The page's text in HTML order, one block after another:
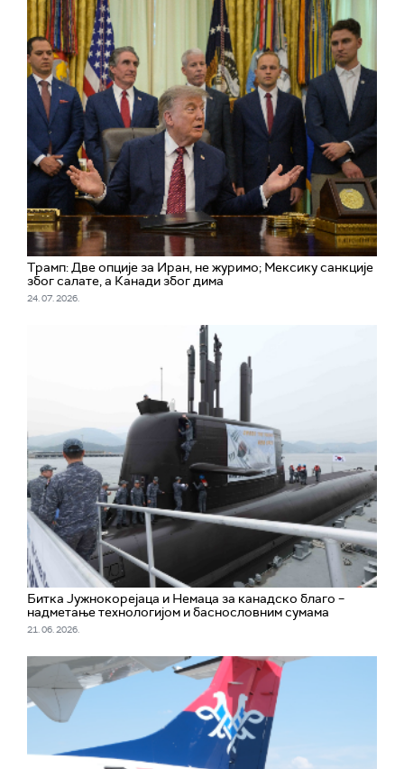
Трамп: Две опције за Иран, не журимо; Мексику санкције
због салате, а Канади због дима
24. 07. 2026.
Битка Јужнокореjаца и Немаца за канадско благо –
надметање технологијом и баснословним сумама
21. 06. 2026.